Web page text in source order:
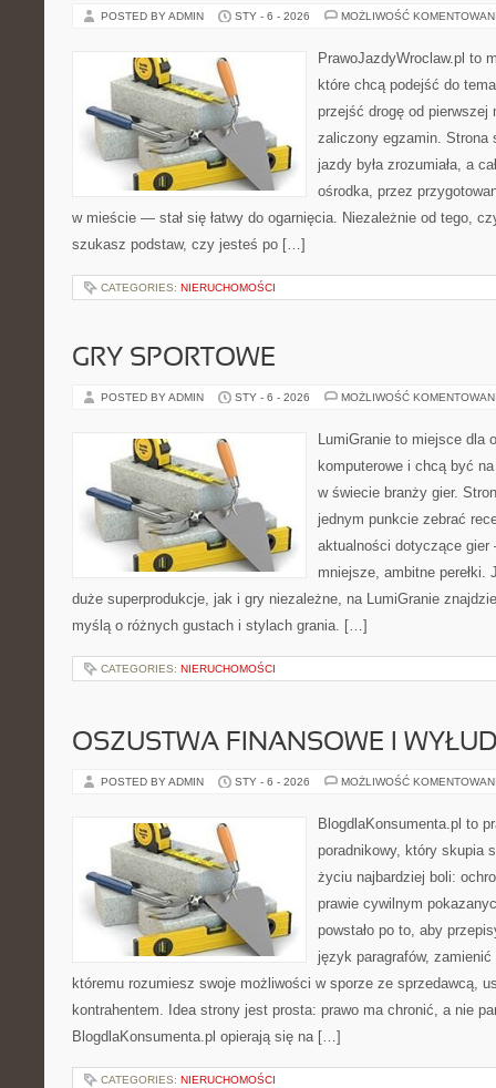
POSTED BY ADMIN STY - 6 - 2026 MOŻLIWOŚĆ
PrawoJazdyWroclaw.pl to
które chcą podejść do
przejść drogę od pierwszej
zaliczony egzamin. Strona
jazdy była zrozumiała, a
ośrodka, przez
w mieście — stał się łatwy do ogarnięcia. Niezależnie od tego,
szukasz podstaw, czy jesteś po […]
CATEGORIES: NIERUCHOMOŚCI
GRY SPORTOWE
POSTED BY ADMIN STY - 6 - 2026 MOŻLIWOŚĆ
LumiGranie to miejsce dla
komputerowe i chcą być
w świecie branży gier.
jednym punkcie zebrać
aktualności dotyczące gier
mniejsze, ambitne perełki.
duże superprodukcje, jak i gry niezależne, na LumiGranie
myślą o różnych gustach i stylach grania. […]
CATEGORIES: NIERUCHOMOŚCI
OSZUSTWA FINANSOWE I
POSTED BY ADMIN STY - 6 - 2026 MOŻLIWOŚĆ
BlogdlaKonsumenta.pl to
poradnikowy, który skupia
życiu najbardziej boli:
prawie cywilnym
powstało po to, aby
język paragrafów,
któremu rozumiesz swoje możliwości w sporze ze sprzedawcą,
kontrahentem. Idea strony jest prosta: prawo ma chronić, a nie
BlogdlaKonsumenta.pl opierają się na […]
CATEGORIES: NIERUCHOMOŚCI